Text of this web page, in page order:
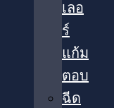
เลอ
ร์
แก้ม
ตอบ
ฉีด